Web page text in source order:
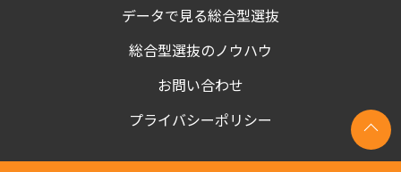
データで見る総合型選抜
総合型選抜のノウハウ
お問い合わせ
プライバシーポリシー